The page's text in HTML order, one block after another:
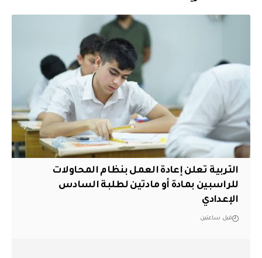
التربية تعلن إعادة العمل بنظام المحاولات
للراسبين بمادة أو مادتين لطلبة السادس
الإعدادي
قبل ساعتين